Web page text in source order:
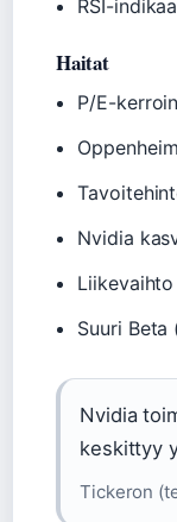
RSI-
Haitat
P/E-
Nvidia
Suuri
Nvidia
keskittyy
Tickeron